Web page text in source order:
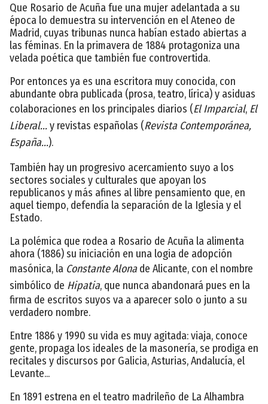
Que Rosario de Acuña fue una mujer adelantada a su
época lo demuestra su intervención en el Ateneo de
Madrid, cuyas tribunas nunca habían estado abiertas a
las féminas. En la primavera de 1884 protagoniza una
velada poética que también fue controvertida.
Por entonces ya es una escritora muy conocida, con
abundante obra publicada (prosa, teatro, lírica) y asiduas
colaboraciones en los principales diarios (El Imparcial, El
Liberal...y revistas españolas (Revista Contemporánea,
España...).
También hay un progresivo acercamiento suyo a los
sectores sociales y culturales que apoyan los
republicanos y más afines al libre pensamiento que, en
aquel tiempo, defendía la separación de la Iglesia y el
Estado.
La polémica que rodea a Rosario de Acuña la alimenta
ahora (1886) su iniciación en una logia de adopción
masónica, la Constante Alona de Alicante, con el nombre
simbólico de Hipatia, que nunca abandonará pues en la
firma de escritos suyos va a aparecer solo o junto a su
verdadero nombre.
Entre 1886 y 1990 su vida es muy agitada: viaja, conoce
gente, propaga los ideales de la masonería, se prodiga en
recitales y discursos por Galicia, Asturias, Andalucía, el
Levante...
En 1891 estrena en el teatro madrileño de La Alhambra